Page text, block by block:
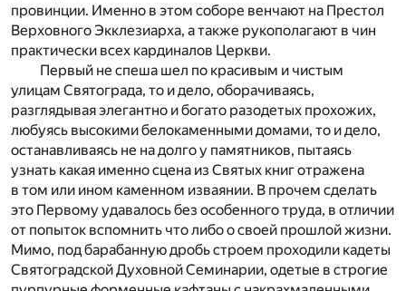
провинции. Именно в этом соборе венчают на Престол
Верховного Экклезиарха, а также рукополагают в чин
практически всех кардиналов Церкви.
Первый не спеша шел по красивым и чистым
улицам Святограда, то и дело, оборачиваясь,
разглядывая элегантно и богато разодетых прохожих,
любуясь высокими белокаменными домами, то и дело,
останавливаясь не на долго у памятников, пытаясь
узнать какая именно сцена из Святых книг отражена
в том или ином каменном изваянии. В прочем сделать
это Первому удавалось без особенного труда, в отличии
от попыток вспомнить что либо о своей прошлой жизни.
Мимо, под барабанную дробь строем проходили кадеты
Святоградской Духовной Семинарии, одетые в строгие